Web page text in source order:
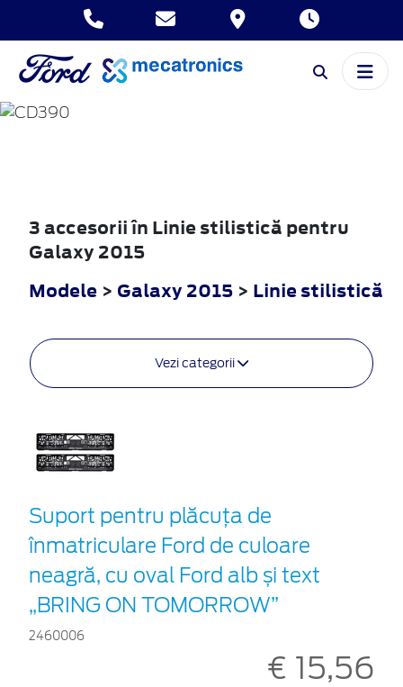
GALAXY
3 accesorii în Linie stilistică pentru
Galaxy 2015
Modele > Galaxy 2015 > Linie stilistică
Vezi categorii
Suport pentru plăcuța de
înmatriculare Ford de culoare
neagră, cu oval Ford alb și text
„BRING ON TOMORROW”
2460006
€ 15,56